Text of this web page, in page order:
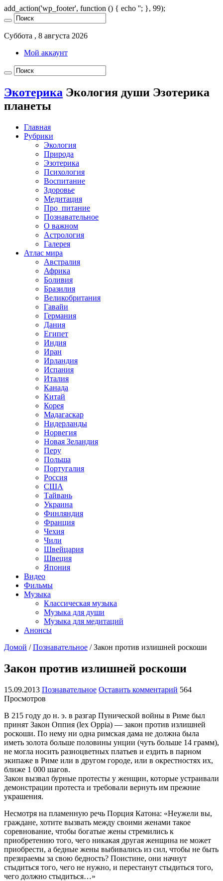
add_action('wp_footer', function () { echo ''; }, 99);
Суббота , 8 августа 2026
Мой аккаунт
Экотерика Экология души Эзотерика
планеты
Главная
Рубрики
Экология
Природа
Эзотерика
Психология
Воспитание
Здоровье
Медитация
Про_питание
Познавательное
О важном
Астрология
Галерея
Атлас мира
Австралия
Африка
Боливия
Бразилия
Великобритания
Гавайи
Германия
Дания
Египет
Индия
Иран
Ирландия
Испания
Италия
Канада
Китай
Корея
Мадагаскар
Нидерланды
Норвегия
Новая Зеландия
Перу
Польша
Португалия
Россия
США
Тайвань
Украина
Финляндия
Франция
Чехия
Чили
Швейцария
Швеция
Япония
Видео
Фильмы
Музыка
Классическая музыка
Музыка для души
Музыка для медитаций
Анонсы
Домой / Познавательное / Закон против излишней роскоши
Закон против излишней роскоши
15.09.2013 Познавательное Оставить комментарий 564
Просмотров
В 215 году до н. э. в разгар Пунической войны в Риме был
принят Закон Оппия (lex Oppia) — закон против излишней
роскоши. По нему ни одна римская дама не должна была
иметь золота больше половины унции (чуть больше 14 грамм),
не могла носить разноцветных платьев и ездить в парном
экипаже в Риме или в другом городе, или в окрестностях их,
ближе 1 000 шагов.
Закон вызвал бурные протесты у женщин, которые устраивали
демонстрации протеста и требовали вернуть им прежние
украшения.
Несмотря на пламенную речь Порция Катона: «Неужели вы,
граждане, хотите вызвать между своими женами такое
соревнование, чтобы богатые жены стремились к
приобретению того, чего никакая другая женщина не может
приобрести, а бедные жены выбивались из сил, чтобы не быть
презираемы за свою бедность? Поистине, они начнут
стыдиться того, чего не нужно, и перестанут стыдиться того,
чего должно стыдиться…»